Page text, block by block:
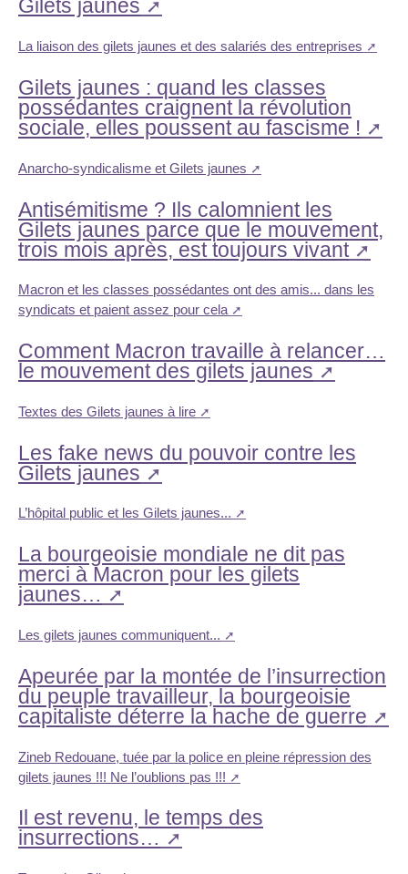
Gilets jaunes
La liaison des gilets jaunes et des salariés des entreprises
Gilets jaunes : quand les classes
possédantes craignent la révolution
sociale, elles poussent au fascisme !
Anarcho-syndicalisme et Gilets jaunes
Antisémitisme ? Ils calomnient les
Gilets jaunes parce que le mouvement,
trois mois après, est toujours vivant
Macron et les classes possédantes ont des amis... dans les
syndicats et paient assez pour cela
Comment Macron travaille à relancer…
le mouvement des gilets jaunes
Textes des Gilets jaunes à lire
Les fake news du pouvoir contre les
Gilets jaunes
L’hôpital public et les Gilets jaunes...
La bourgeoisie mondiale ne dit pas
merci à Macron pour les gilets
jaunes…
Les gilets jaunes communiquent...
Apeurée par la montée de l’insurrection
du peuple travailleur, la bourgeoisie
capitaliste déterre la hache de guerre
Zineb Redouane, tuée par la police en pleine répression des
gilets jaunes !!! Ne l’oublions pas !!!
Il est revenu, le temps des
insurrections…